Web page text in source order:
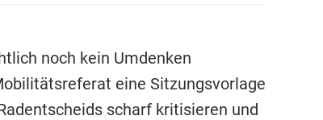
noch kein Umdenken
eine Sitzungsvorlage
scharf kritisieren und